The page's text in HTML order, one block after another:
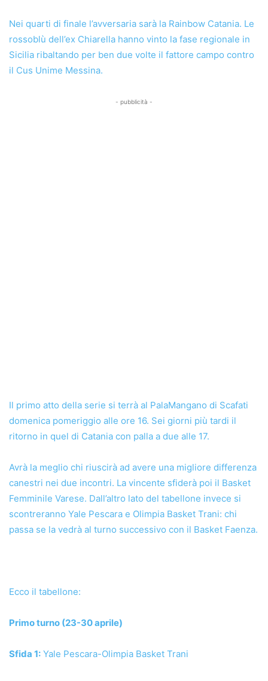
Nei quarti di finale l’avversaria sarà la Rainbow Catania. Le
rossoblù dell’ex Chiarella hanno vinto la fase regionale in
Sicilia ribaltando per ben due volte il fattore campo contro
il Cus Unime Messina.
- pubblicità -
Il primo atto della serie si terrà al PalaMangano di Scafati
domenica pomeriggio alle ore 16. Sei giorni più tardi il
ritorno in quel di Catania con palla a due alle 17.
Avrà la meglio chi riuscirà ad avere una migliore differenza
canestri nei due incontri. La vincente sfiderà poi il Basket
Femminile Varese. Dall’altro lato del tabellone invece si
scontreranno Yale Pescara e Olimpia Basket Trani: chi
passa se la vedrà al turno successivo con il Basket Faenza.
Ecco il tabellone:
Primo turno (23-30 aprile)
Sfida 1: Yale Pescara-Olimpia Basket Trani